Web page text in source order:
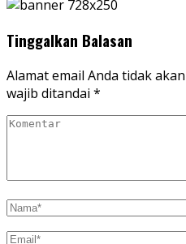
Tinggalkan Balasan
Alamat email Anda tidak
wajib ditandai *